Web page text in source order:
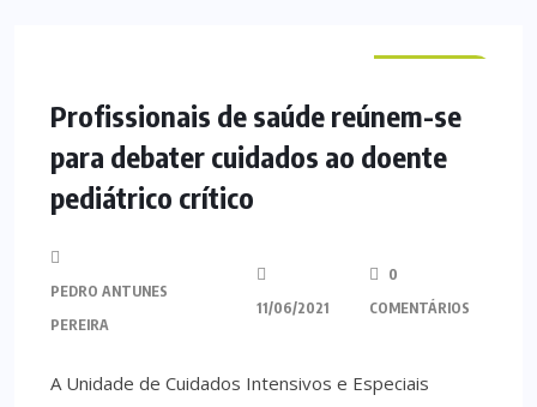
Profissionais de saúde reúnem-se
para debater cuidados ao doente
pediátrico crítico
PEDRO ANTUNES
PEREIRA
11/06/2021
0
COMENTÁRIOS
A Unidade de Cuidados Intensivos e Especiais